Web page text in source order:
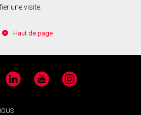
une visite.
Haut de page
LinkedIn YouTube Instagram